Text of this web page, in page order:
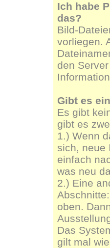
Ich habe
das?
Bild-
vorliegen.
den
Gibt es
Es gibt
gibt es
1.) Wenn
sich, neue
einfach
was neu
2.) Eine
oben.
Das
gilt mal